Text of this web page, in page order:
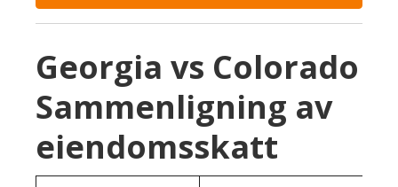
Georgia vs Colorado
Sammenligning av
eiendomsskatt